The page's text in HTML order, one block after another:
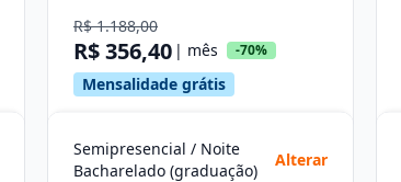
R$ 1.188,00
R$ 356,40 | mês -70%
Mensalidade grátis
Semipresencial / Noite
Bacharelado (graduação)
Alterar